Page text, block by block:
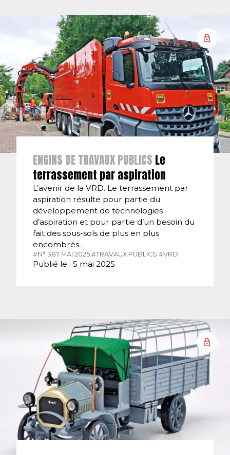
ENGINS DE TRAVAUX PUBLICS Le
terrassement par aspiration
L’avenir de la VRD. Le terrassement par
aspiration résulte pour partie du
développement de technologies
d’aspiration et pour partie d’un besoin du
fait des sous-sols de plus en plus
encombrés…
#N° 387 MAI 2025. #TRAVAUX PUBLICS. #VRD.
Publié le : 5 mai 2025